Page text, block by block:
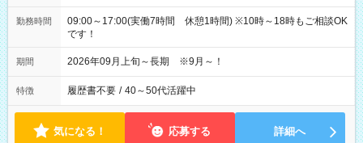
勤務時間
09:00～17:00(実働7時間 休憩1時間) ※10時～18時もご相談OK
です！
期間 2026年09月上旬～長期 ※9月～！
特徴 履歴書不要 / 40～50代活躍中
気になる！ 応募する 詳細へ